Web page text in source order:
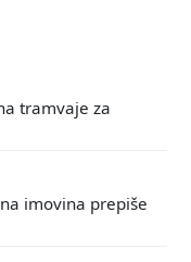
tramvaje za
imovina prepiše